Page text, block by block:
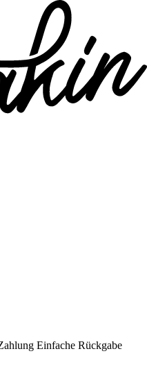
Einfache Rückgabe